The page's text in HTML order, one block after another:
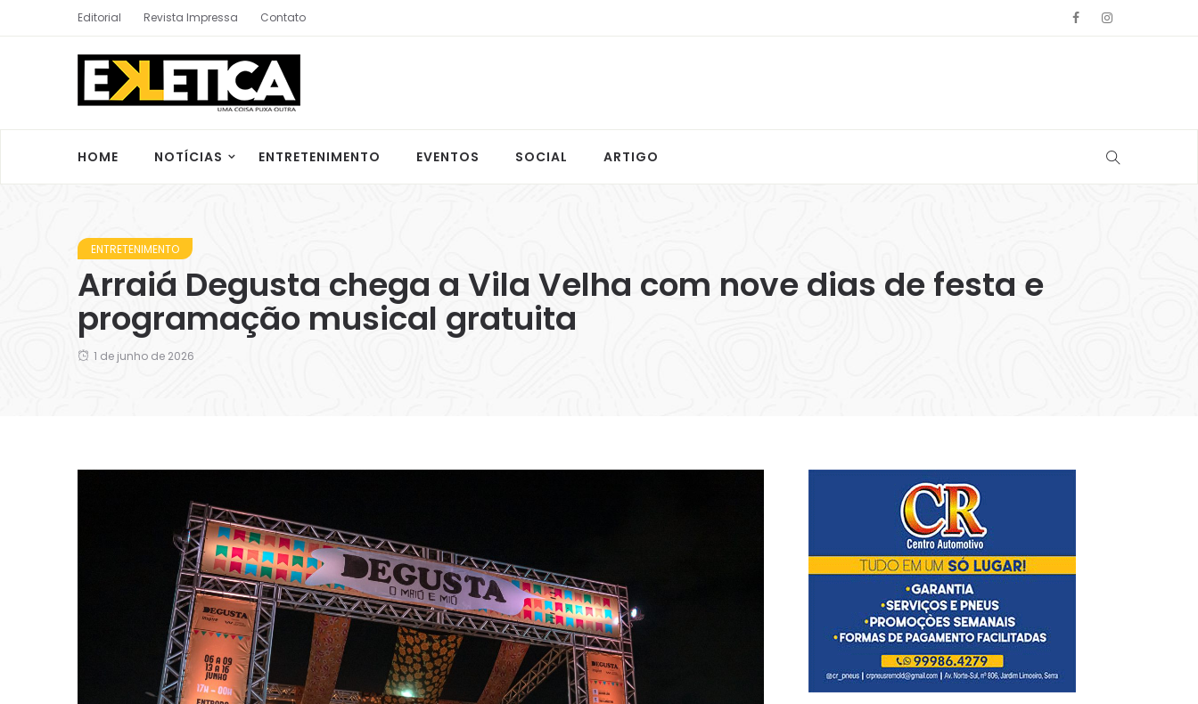
Editorial Revista Impressa Contato
HOME NOTÍCIAS ENTRETENIMENTO EVENTOS SOCIAL ARTIGO
ENTRETENIMENTO
Arraiá Degusta chega a Vila Velha com nove dias de festa e
programação musical gratuita
1 de junho de 2026